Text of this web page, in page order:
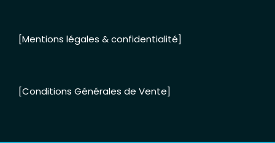
[Mentions légales & confidentialité]
[Conditions Générales de Vente]